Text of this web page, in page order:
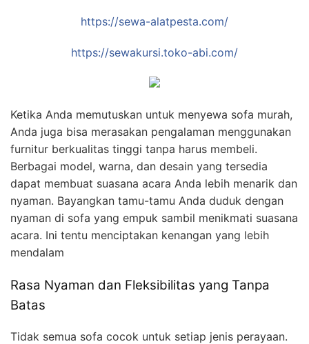
https://sewa-alatpesta.com/
https://sewakursi.toko-abi.com/
Ketika Anda memutuskan untuk menyewa sofa murah,
Anda juga bisa merasakan pengalaman menggunakan
furnitur berkualitas tinggi tanpa harus membeli.
Berbagai model, warna, dan desain yang tersedia
dapat membuat suasana acara Anda lebih menarik dan
nyaman. Bayangkan tamu-tamu Anda duduk dengan
nyaman di sofa yang empuk sambil menikmati suasana
acara. Ini tentu menciptakan kenangan yang lebih
mendalam
Rasa Nyaman dan Fleksibilitas yang Tanpa
Batas
Tidak semua sofa cocok untuk setiap jenis perayaan.